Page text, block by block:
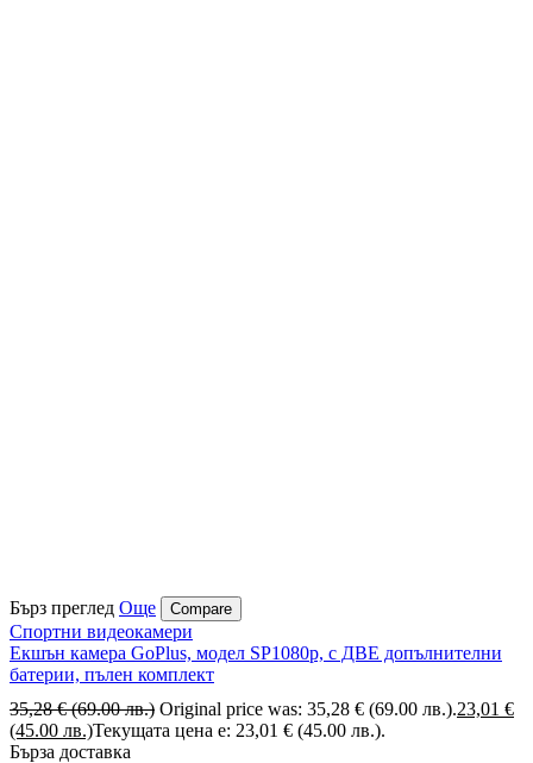
Бърз преглед Още Compare
Спортни видеокамери
Екшън камера GoPlus, модел SP1080p, с ДВЕ допълнителни
батерии, пълен комплект
35,28€ (69.00 лв.) Original price was: 35,28 € (69.00 лв.).23,01 €
(45.00 лв.)Текущата цена е: 23,01 € (45.00 лв.).
Бърза доставка